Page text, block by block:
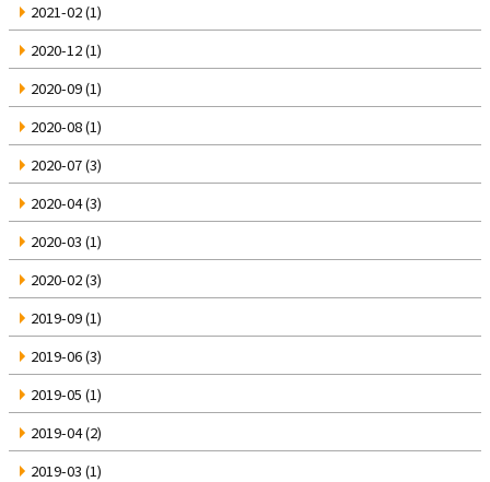
2021-02(1)
2020-12(1)
2020-09(1)
2020-08(1)
2020-07(3)
2020-04(3)
2020-03 (1)
2020-02(3)
2019-09(1)
2019-06(3)
2019-05 (1)
2019-04(2)
2019-03 (1)